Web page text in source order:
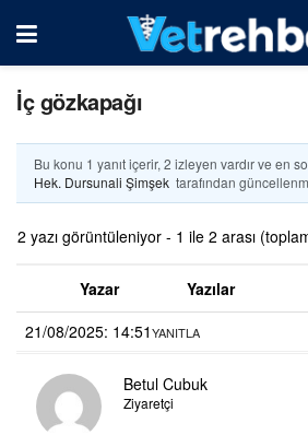
İç gözkapağı
Bu konu 1 yanıt içerir, 2 izleyen vardır ve en
Hek. Dursunali Şimşek tarafından
2 yazı görüntüleniyor - 1 ile 2 arası
Yazar
Yazılar
21/08/2025: 14:51YANITLA
Betul Cubuk
Ziyaretçi